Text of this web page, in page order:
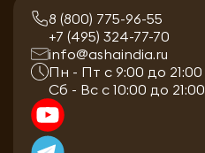
8 (800) 775-96-55
+7 (495) 324-77-70
info@ashaindia.ru
Пн - Пт с 9:00 до 21:00
Сб - Вс с 10:00 до 21:00